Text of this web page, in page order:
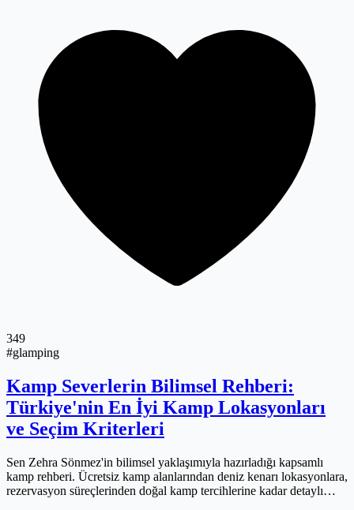
349
#glamping
Kamp Severlerin Bilimsel Rehberi:
Türkiye'nin En İyi Kamp Lokasyonları
ve Seçim Kriterleri
Sen Zehra Sönmez'in bilimsel yaklaşımıyla hazırladığı kapsamlı
kamp rehberi. Ücretsiz kamp alanlarından deniz kenarı lokasyonlara,
rezervasyon süreçlerinden doğal kamp tercihlerine kadar detaylı